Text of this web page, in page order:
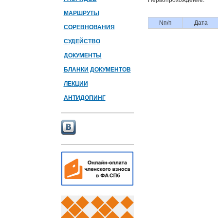
МАРШРУТЫ
СОРЕВНОВАНИЯ
СУДЕЙСТВО
ДОКУМЕНТЫ
БЛАНКИ ДОКУМЕНТОВ
ЛЕКЦИИ
АНТИДОПИНГ
Nп/п Дата